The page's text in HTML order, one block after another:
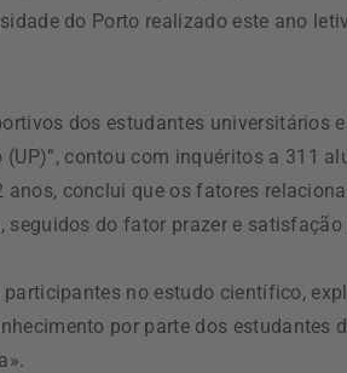
do Porto realizado este ano
dos estudantes universitários
contou com inquéritos a 311
anos, conclui que os fatores
do fator prazer e satisfação
no estudo científico,
por parte dos estudantes